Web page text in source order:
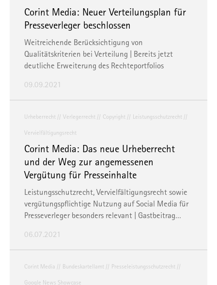
Corint Media: Neuer Verteilungsplan für
Presseverleger beschlossen
Weitreichende Berücksichtigung von
Qualitätskriterien bei Verteilung | Bereits jetzt
deutliche Erweiterung des Rechteportfolios
09.09.2021
Urheberrecht Verlegerrecht Copyright Leistungsschutzrecht
Vervielfältigungsrecht
Corint Media: Das neue Urheberrecht
und der Weg zur angemessenen
Vergütung für Presseinhalte
Leistungsschutzrecht, Vervielfältigungsrecht sowie
vergütungspflichtige Nutzung auf Social Media für
Presseverleger besonders relevant | Gastbeitrag…
06.07.2021
Corint Media Bundeskartellamt Presseleistungsschutzrecht
Google News Showcase